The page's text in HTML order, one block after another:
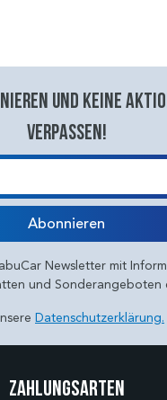
und keine
verpassen!
Abonnieren
Newsletter mit
und Sonderangeboten
Datenschutzerklärung.
Zahlungsarten